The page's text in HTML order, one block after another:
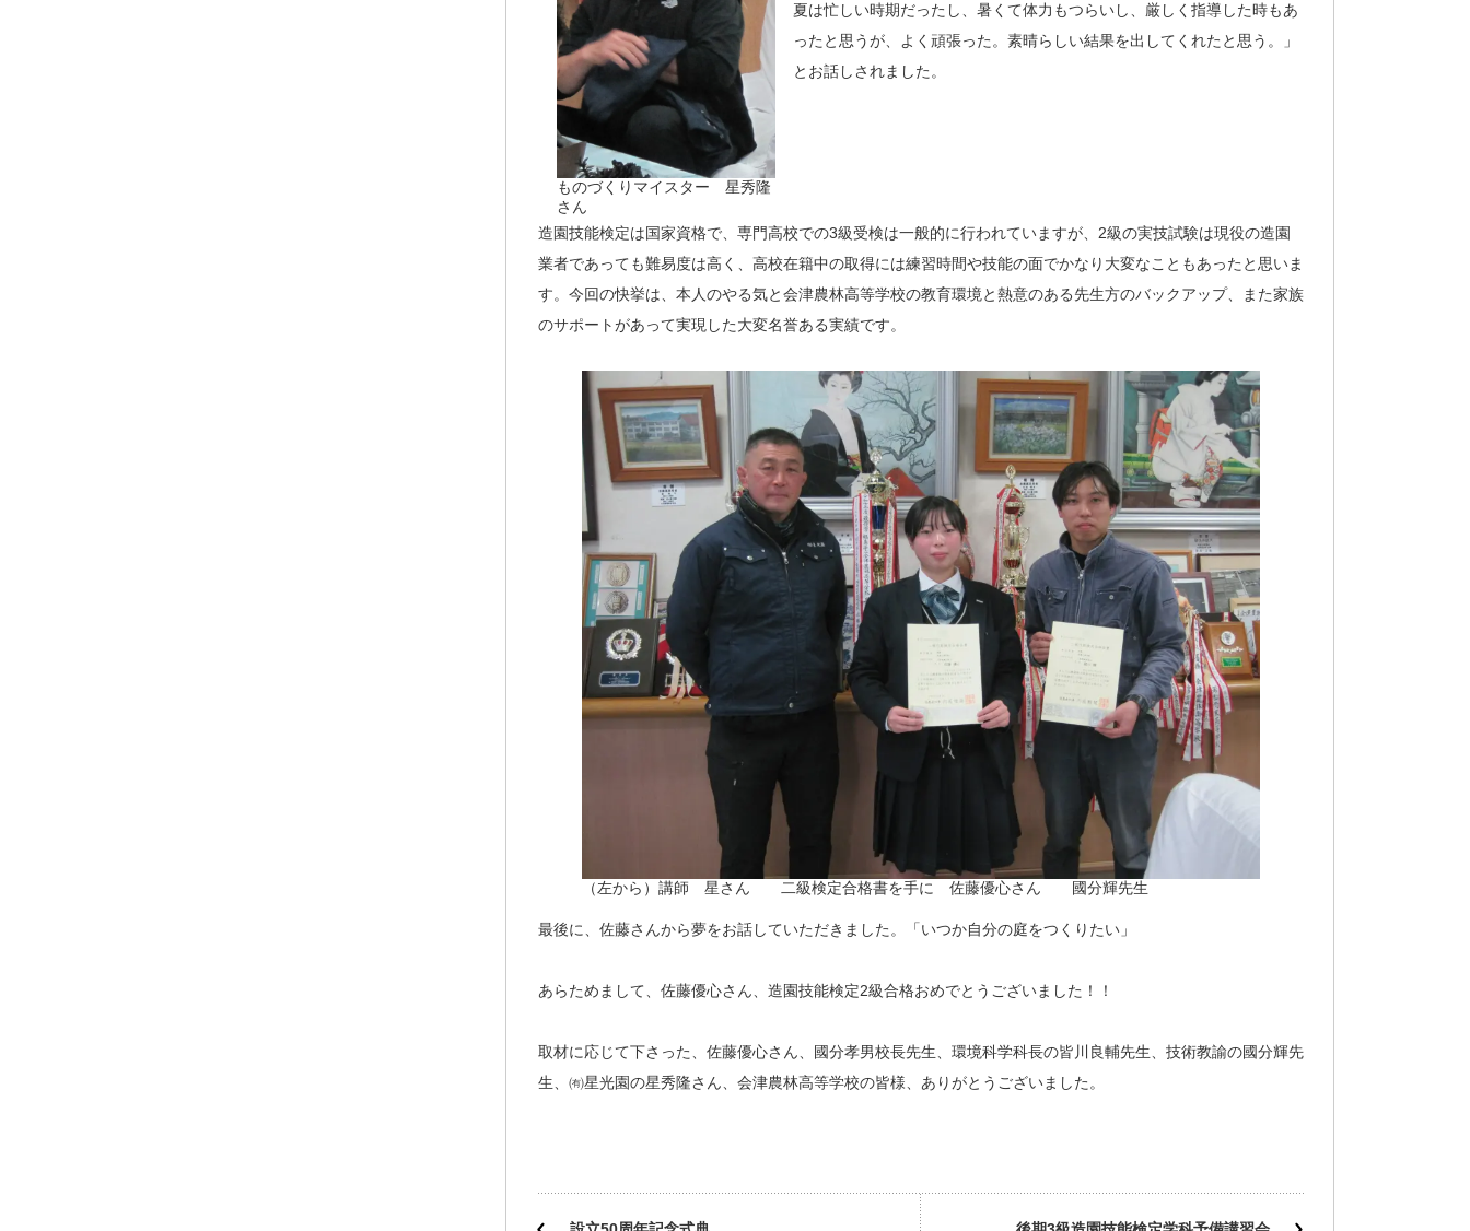
ものづくりマイスター 星秀隆
さん
夏は忙しい時期だったし、暑くて体力もつらいし、厳しく指導した時もあ
ったと思うが、よく頑張った。素晴らしい結果を出してくれたと思う。」
とお話しされました。
造園技能検定は国家資格で、専門高校での3級受検は一般的に行われていますが、2級の実技試験は現役の造園
業者であっても難易度は高く、高校在籍中の取得には練習時間や技能の面でかなり大変なこともあったと思いま
す。今回の快挙は、本人のやる気と会津農林高等学校の教育環境と熱意のある先生方のバックアップ、また家族
のサポートがあって実現した大変名誉ある実績です。
（左から）講師 星さん 二級検定合格書を手に 佐藤優心さん 國分輝先生
最後に、佐藤さんから夢をお話していただきました。「いつか自分の庭をつくりたい」
あらためまして、佐藤優心さん、造園技能検定2級合格おめでとうございました！！
取材に応じて下さった、佐藤優心さん、國分孝男校長先生、環境科学科長の皆川良輔先生、技術教諭の國分輝先
生、㈲星光園の星秀隆さん、会津農林高等学校の皆様、ありがとうございました。